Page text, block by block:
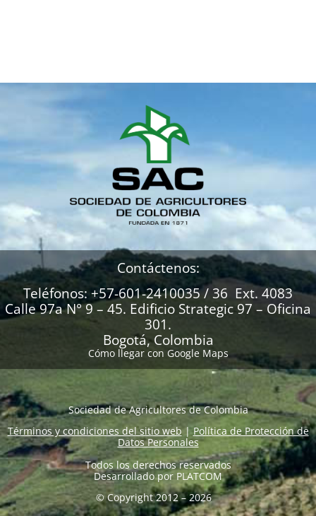
Contáctenos:
Teléfonos: +57-601-2410035 / 36 Ext. 4083
Calle 97a N° 9 – 45. Edificio Strategic 97 – Oficina
301.
Bogotá, Colombia
Cómo llegar con Google Maps
Sociedad de Agricultores de Colombia
Términos y condiciones del sitio web|Política de Protección de
Datos Personales
Todos los derechos reservados
Desarrollado por PLATCOM
© Copyright 2012 – 2026